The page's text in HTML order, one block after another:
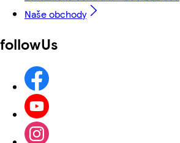
Naše obchody
followUs